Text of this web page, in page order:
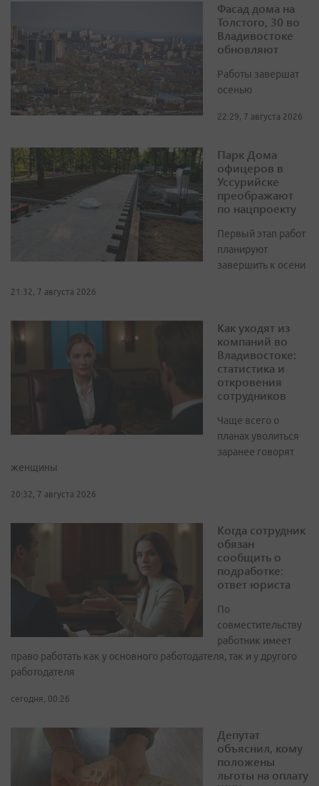
Фасад дома на
Толстого, 30 во
Владивостоке
обновляют
Работы завершат
осенью
22:29, 7 августа 2026
Парк Дома
офицеров в
Уссурийске
преображают
по нацпроекту
Первый этап работ
планируют
завершить к осени
21:32, 7 августа 2026
Как уходят из
компаний во
Владивостоке:
статистика и
откровения
сотрудников
Чаще всего о
планах уволиться
заранее говорят
женщины
20:32, 7 августа 2026
Когда сотрудник
обязан
сообщить о
подработке:
ответ юриста
По
совместительству
работник имеет
право работать как у основного работодателя, так и у другого
работодателя
сегодня, 00:26
Депутат
объяснил, кому
положены
льготы на оплату